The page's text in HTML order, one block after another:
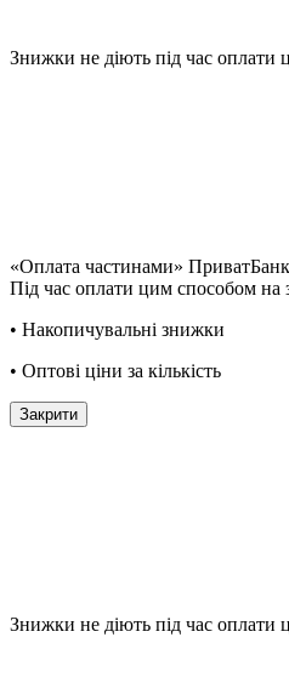
Знижки не діють під час оплати
«Оплата частинами»
Під час оплати цим способом на
• Накопичувальні знижки
• Оптові ціни за кількість
Закрити
Знижки не діють під час оплати